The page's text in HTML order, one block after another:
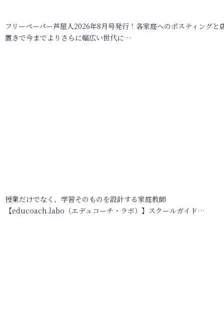
フリーペーパー芦屋人2026年8月号発行！各家庭へのポスティングと
置きで今までよりさらに幅広い世代に…
授業だけでなく、学習そのものを設計する家庭教師
【educoach.labo（エデュコーチ・ラボ）】スクールガイド…